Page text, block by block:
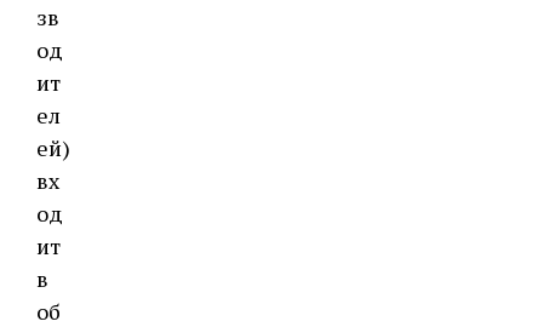
зв
од
ит
ел
ей)
вх
од
ит
в
об